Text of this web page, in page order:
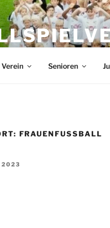
Verein Senioren
FRAUENFUSSBALL
2023